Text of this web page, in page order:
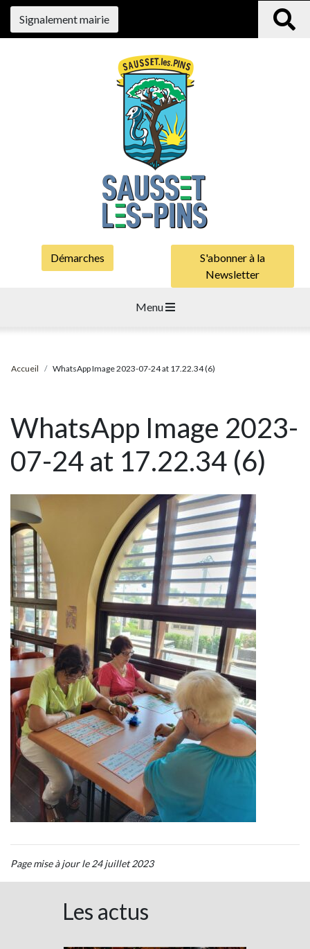
Signalement mairie
Démarches
S'abonner à la
Newsletter
Menu
Accueil WhatsApp Image 2023-07-24 at 17.22.34 (6)
WhatsApp Image 2023-
07-24 at 17.22.34 (6)
Page mise à jour le 24 juillet 2023
Les actus